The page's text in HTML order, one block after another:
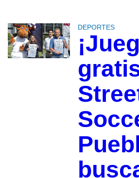
DEPORTES